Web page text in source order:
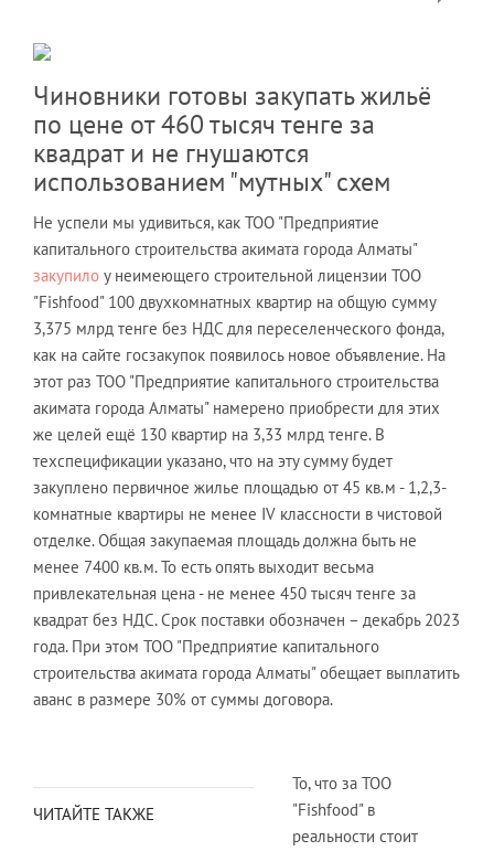
Чиновники готовы закупать жильё
по цене от 460 тысяч тенге за
квадрат и не гнушаются
использованием "мутных" схем
Не успели мы удивиться, как ТОО "Предприятие
капитального строительства акимата города Алматы"
закупило у неимеющего строительной лицензии ТОО
"Fishfood" 100 двухкомнатных квартир на общую сумму
3,375 млрд тенге без НДС для переселенческого фонда,
как на сайте госзакупок появилось новое объявление. На
этот раз ТОО "Предприятие капитального строительства
акимата города Алматы" намерено приобрести для этих
же целей ещё 130 квартир на 3,33 млрд тенге. В
техспецификации указано, что на эту сумму будет
закуплено первичное жилье площадью от 45 кв.м - 1,2,3-
комнатные квартиры не менее IV классности в чистовой
отделке. Общая закупаемая площадь должна быть не
менее 7400 кв.м. То есть опять выходит весьма
привлекательная цена - не менее 450 тысяч тенге за
квадрат без НДС. Срок поставки обозначен – декабрь 2023
года. При этом ТОО "Предприятие капитального
строительства акимата города Алматы" обещает выплатить
аванс в размере 30% от суммы договора.
ЧИТАЙТЕ ТАКЖЕ
То, что за ТОО
"Fishfood" в
реальности стоит